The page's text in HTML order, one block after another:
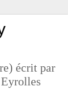
écrit par